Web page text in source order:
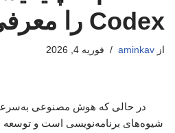
Codex را معرفی کرد
از aminkav فوریه 4, 2026
در حالی که هوش مصنوعی
شیوه‌های برنامه‌نویسی است و توسعه